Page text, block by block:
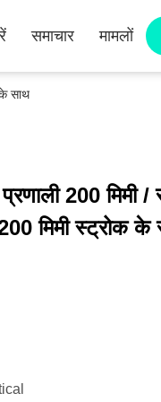
समाचार मामलों
साथ
200
मिमी स्ट्रोक के